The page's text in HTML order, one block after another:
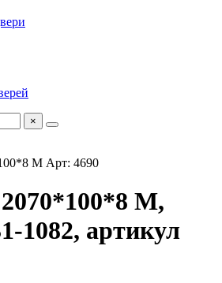
×
М Арт: 4690
М,
1082, артикул